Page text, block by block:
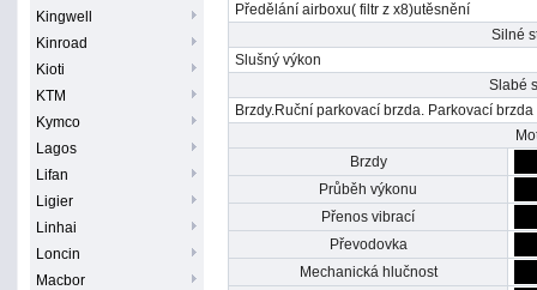
Kingwell
Kinroad
Kioti
KTM
Kymco
Lagos
Lifan
Ligier
Linhai
Loncin
Macbor
Předělání airboxu( filtr z x8)utěsnění
Silné
Slušný výkon
Slabé
Brzdy.Ruční parkovací brzda. Parkovací
Brzdy
Průběh výkonu
Přenos vibrací
Převodovka
Mechanická hlučnost